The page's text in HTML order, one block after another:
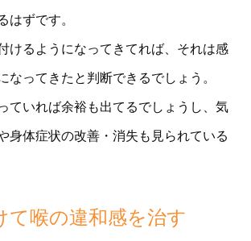
はずです。
けるようになってきてれば、それは感
なってきたと判断できるでしょう。
ていれば余裕も出てるでしょうし、気
身体症状の改善・消失も見られている
て喉の違和感を治す